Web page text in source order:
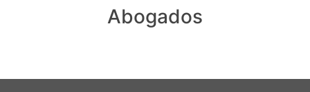
Abogados